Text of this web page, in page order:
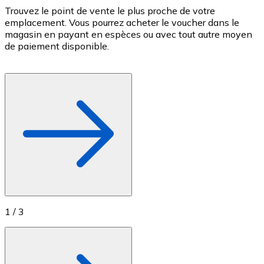
Achetez des cartes-cadeaux de vos marques
Aller à la boutique de cartes-cadeaux
Trouvez le point de vente le plus proche de votre
emplacement. Vous pourrez acheter le voucher dans le
magasin en payant en espèces ou avec tout autre moyen
de paiement disponible.
1 / 3